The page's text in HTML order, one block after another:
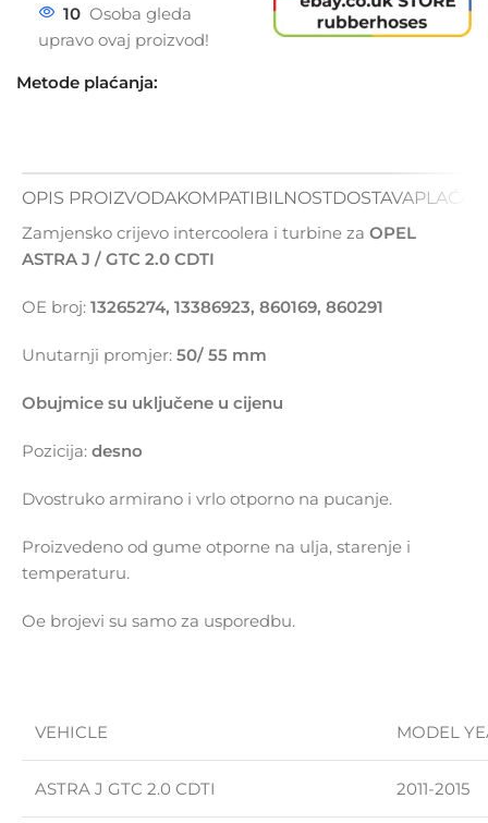
10 Osoba gleda
upravo ovaj proizvod!
Metode plaćanja:
OPIS PROIZVODAKOMPATIBILNOSTDOSTAVA
Zamjensko crijevo intercoolera i turbine za OPEL
ASTRA J / GTC 2.0 CDTI
OE broj: 13265274, 13386923, 860169, 860291
Unutarnji promjer: 50/ 55 mm
Obujmice su uključene u cijenu
Pozicija: desno
Dvostruko armirano i vrlo otporno na pucanje.
Proizvedeno od gume otporne na ulja, starenje i
temperaturu.
Oe brojevi su samo za usporedbu.
VEHICLE MODEL
ASTRA J GTC 2.0 CDTI 2011-2015